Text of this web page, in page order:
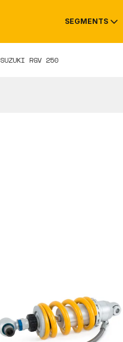
SEGMENTS
SUZUKI RGV 250